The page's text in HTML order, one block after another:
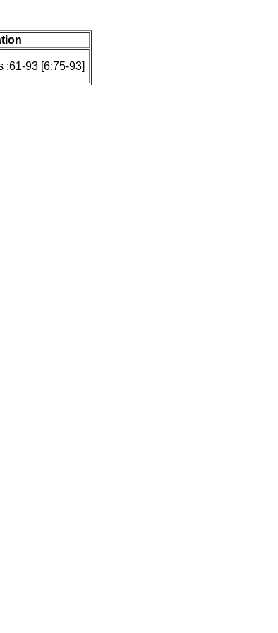
:61-93 [6:75-93]